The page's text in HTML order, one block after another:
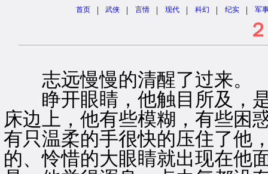
首页 | 武侠 | 言情 | 现代 | 科幻 | 纪实 | 军
志远慢慢的清醒了过来。
睁开眼睛，他触目所及，是
床边上，他有些模糊，有些困
有只温柔的手很快的压住了他
的、怜惜的大眼睛就出现在他